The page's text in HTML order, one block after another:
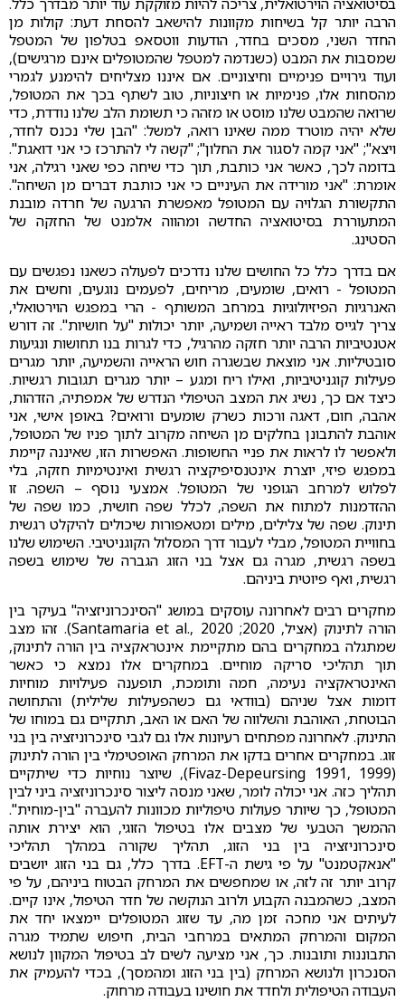
הרבה יותר קל בשיחות מקוונות להישאב להסחת דעת: קולות מן
החדר השני, מסכים בחדר, הודעות ווטסאפ בטלפון של המטפל
שמסבות את המבט (כשנדמה למטפל שהמטופלים אינם מרגישים),
ועוד גירויים פנימיים וחיצוניים. אם איננו מצליחים להימנע לגמרי
מהסחות אלו, פנימיות או חיצוניות, טוב לשתף בכך את המטופל,
שרואה שהמבט שלנו מוסט או מזהה כי תשומת הלב שלנו נודדת, כדי
שלא יהיה מוטרד ממה שאינו רואה, למשל: "הבן שלי נכנס לחדר,
ויצא"; "אני קמה לסגור את החלון"; "קשה לי להתרכז כי אני דואגת".
בדומה לכך, כאשר אני כותבת, תוך כדי שיחה כפי שאני רגילה, אני
אומרת: "אני מורידה את העיניים כי אני כותבת דברים מן השיחה".
התקשורת הגלויה עם המטופל מאפשרת הרגעה של חרדה מובנת
המתעוררת בסיטואציה החדשה ומהווה אלמנט של החזקה של
הסטינג.
אם בדרך כלל כל החושים שלנו נדרכים לפעולה כשאנו נפגשים עם
המטופל - רואים, שומעים, מריחים, לפעמים נוגעים, וחשים את
האנרגיות הפיזיולוגיות במרחב המשותף - הרי במפגש הוירטואלי,
צריך לגייס מלבד ראייה ושמיעה, יותר יכולות "על חושיות". זה דורש
אטנטיביות הרבה יותר חזקה מהרגיל, כדי לגרות בנו תחושות ונגיעות
סובטיליות. אני מוצאת שבשגרה חוש הראייה והשמיעה, יותר מגרים
פעילות קוגניטיביות, ואילו ריח ומגע – יותר מגרים תגובות רגשיות.
כיצד אם כך, נשיג את המצב הטיפולי הנדרש של אמפתיה, הזדהות,
אהבה, חום, דאגה ורכות כשרק שומעים ורואים? באופן אישי, אני
אוהבת להתבונן בחלקים מן השיחה מקרוב לתוך פניו של המטופל,
ולאפשר לו לראות את פניי החשופות. האפשרות הזו, שאיננה קיימת
במפגש פיזי, יוצרת אינטנסיפיקציה רגשית ואינטימיות חזקה, בלי
לפלוש למרחב הגופני של המטופל. אמצעי נוסף – השפה. זו
ההזדמנות למתוח את השפה, לכלל שפה חושית, כמו שפה של
תינוק. שפה של צלילים, מילים ומטאפורות שיכולים להיקלט רגשית
בחוויית המטופל, מבלי לעבור דרך המסלול הקוגניטיבי. השימוש שלנו
בשפה רגשית, מגרה גם אצל בני הזוג הגברה של שימוש בשפה
רגשית, ואף פיוטית ביניהם.
מחקרים רבים לאחרונה עוסקים במושג "הסינכרוניזציה" בעיקר בין
הורה לתינוק (אציל, 2020; Santamaria et al., 2020). זהו מצב
שמתגלה במחקרים בהם מתקיימת אינטראקציה בין הורה לתינוק,
תוך תהליכי סריקה מוחיים. במחקרים אלו נמצא כי כאשר
האינטראקציה נעימה, חמה ותומכת, תופענה פעילויות מוחיות
דומות אצל שניהם (בוודאי גם כשהפעילות שלילית) והתחושה
הבוטחת, האוהבת והשלווה של האם או האב, תתקיים גם במוחו של
התינוק. לאחרונה מפתחים רעיונות אלו גם לגבי סינכרוניזציה בין בני
זוג. במחקרים אחרים בדקו את המרחק האופטימלי בין הורה לתינוק
(Fivaz-Depeursing 1991, 1999), שיוצר נוחיות כדי שיתקיים
תהליך כזה. אני יכולה לומר, שאני מנסה ליצור סינכרוניזציה ביני לבין
המטופל, כך שיותר פעולות טיפוליות מכוונות להעברה "בין-מוחית".
ההמשך הטבעי של מצבים אלו בטיפול הזוגי, הוא יצירת אותה
סינכרוניזציה בין בני הזוג, תהליך שקורה במהלך תהליכי
"אנאקטמנט" על פי גישת ה-EFT. בדרך כלל, גם בני הזוג יושבים
קרוב יותר זה לזה, או שמחפשים את המרחק הבטוח ביניהם, על פי
המצב, כשהמבנה הקבוע ולרוב הנוקשה של חדר הטיפול, אינו קיים.
לעיתים אני מחכה זמן מה, עד שזוג המטופלים יימצאו יחד את
המקום והמרחק המתאים במרחבי הבית, חיפוש שתמיד מגרה
התבוננות ותובנות. כך, אני מציעה לשים לב בטיפול המקוון לנושא
הסנכרון ולנושא המרחק (בין בני הזוג ומהמסך), בכדי להעמיק את
העבודה הטיפולית ולחדד את חושינו בעבודה מרחוק.